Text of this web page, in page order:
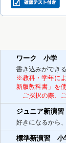
ワーク 小学
書き込みができ
※教科・学年に
新版教科書」を
ご採択の際、
ジュニア新演習
好きになるから
標準新演習 小